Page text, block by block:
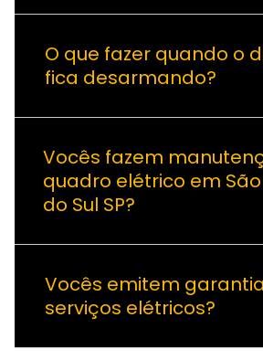
O que fazer quando o
fica desarmando?
Vocês fazem
quadro elétrico em
do Sul SP?
Vocês emitem
serviços elétricos?